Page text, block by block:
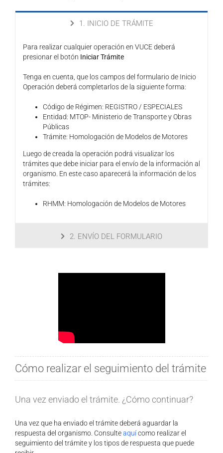
1. INICIO DE TRÁMITE
Para realizar cualquier operación en VUCE deberá
presionar el botón Iniciar Trámite
Tenga en cuenta, que los campos del formulario de Inicio
Operación deberá completarlos de la siguiente forma:
Código de Régimen: REGISTRO / ESPECIALES
Entidad: MTOP- Ministerio de Transporte y Obras
Públicas
Trámite: Homologación de Modelos de Motores
Luego de creada la operación podrá visualizar los
trámites que debe iniciar para el envío de la información al
organismo. En este caso aparecerá la información de los
trámites:
RHMM: Homologación de Modelos de Motores
2. ENVÍO DEL FORMULARIO
Cómo realizar el seguimiento del trámite
Una vez enviado el trámite. ¿Cómo continuar?
Una vez que ha enviado el trámite deberá aguardar la
respuesta del organismo. Consulteaquícomo realizar el
seguimiento del trámite y los tipos de respuesta que puede